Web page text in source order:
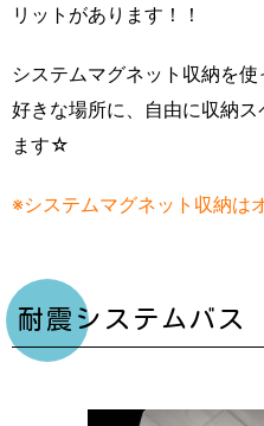
リットがあります！！
システムマグネット収納を
好きな場所に、自由に収納
ます☆
※システムマグネット収納は
耐震システムバス